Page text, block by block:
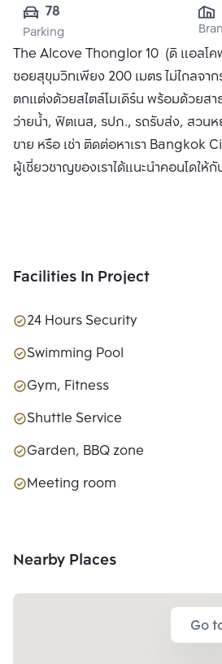
78
Parking
The Alcove Thonglor 10 (ดิ แอลโคพ
ซอยสุขุมวิทเพียง 200 เมตร ไม่ไกลจา
ตกแต่งด้วยสไตล์โมเดิร์น พร้อมด้วยสา
ว่ายน้ำ, ฟิตเนส, รปภ., รถรับส่ง, สวนห
ขาย หรือ เช่า ติดต่อหาเรา Bangkok
ผู้เชี่ยวชาญของเราได้แนะนำคอนโดให้
Facilities In Project
24 Hours Security
Swimming Pool
Gym, Fitness
Shuttle Service
Garden, BBQ zone
Meeting room
Nearby Places
Go